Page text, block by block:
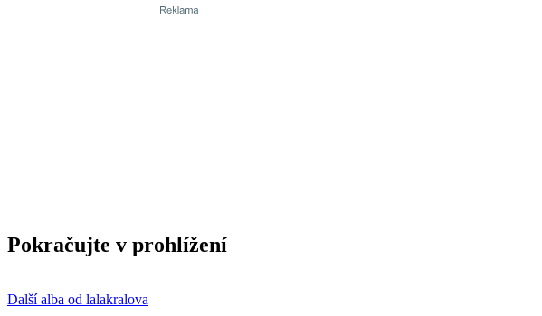
Pokračujte v prohlížení
Další alba od lalakralova